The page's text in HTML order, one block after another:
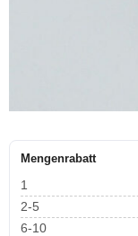
Mengenrabatt
1
2-5
6-10